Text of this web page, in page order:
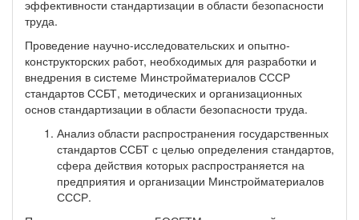
эффективности стандартизации в области безопасности
труда.
Проведение научно-исследовательских и опытно-
конструкторских работ, необходимых для разработки и
внедрения в системе Минстройматериалов СССР
стандартов ССБТ, методических и организационных
основ стандартизации в области безопасности труда.
Анализ области распространения государственных
стандартов ССБТ с целью определения стандартов,
сфера действия которых распространяется на
предприятия и организации Минстройматериалов
СССР.